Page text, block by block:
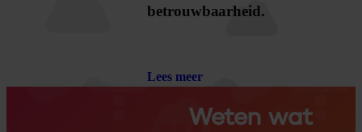
betrouwbaarheid.
Lees meer
Weten wat